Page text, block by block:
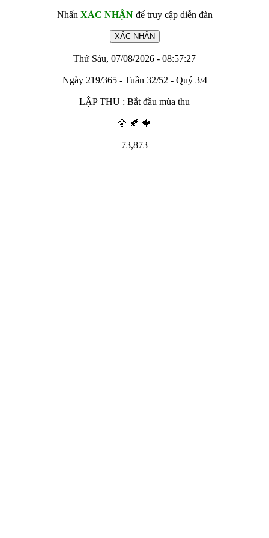
Nhấn XÁC NHẬNđể truy cập diễn đàn
Thứ Sáu, 07/08/2026 - 08:57:27
Ngày 219/365 - Tuần 32/52 - Quý 3/4
LẬP THU : Bắt đầu mùa thu
🌼 🍂 🍁
73,873